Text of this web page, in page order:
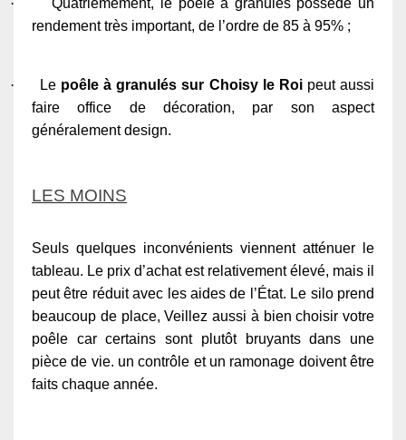
rendement très important, de l’ordre de 85 à 95% ;
· Le poêle à granulés sur Choisy le Roipeut aussi
faire office de décoration, par son aspect
généralement design.
LES MOINS
Seuls quelques inconvénients viennent atténuer le
tableau. Le prix d’achat est relativement élevé, mais il
peut être réduit avec les aides de l’État. Le silo prend
beaucoup de place, Veillez aussi à bien choisir votre
poêle car certains sont plutôt bruyants dans une
pièce de vie. un contrôle et un ramonage doivent être
faits chaque année.